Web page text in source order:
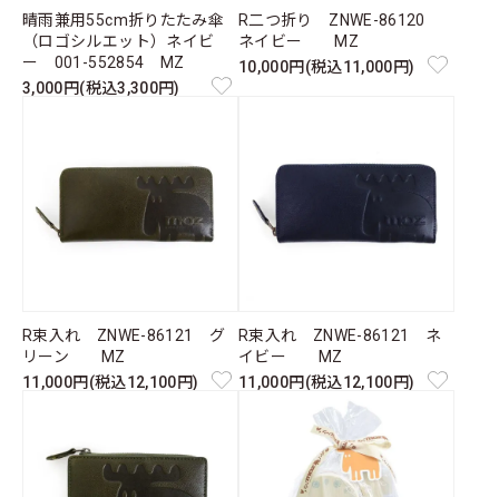
晴雨兼用55cm折りたたみ傘
（ロゴシルエット）ネイビ
ー 001-552854 MZ
3,000円(税込3,300円)
R二つ折り ZNWE-86120
ネイビー MZ
10,000円(税込11,000円)
R束入れ ZNWE-86121 グ
リーン MZ
11,000円(税込12,100円)
R束入れ ZNWE-86121 ネ
イビー MZ
11,000円(税込12,100円)